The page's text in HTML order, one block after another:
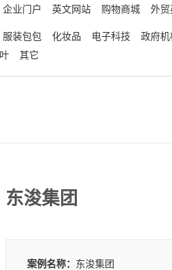
企业门户 英文网站 购物商城 外贸
服装包包 化妆品 电子科技 政府机
其它
东浚集团
案例名称： 东浚集团